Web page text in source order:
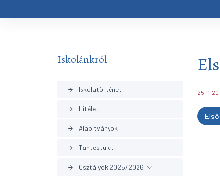
Iskolánkról
arrow_forward Iskolatörténet
arrow_forward Hitélet
arrow_forward Alapítványok
arrow_forward Tantestület
arrow_forward Osztályok 2025/2026
25-11-20